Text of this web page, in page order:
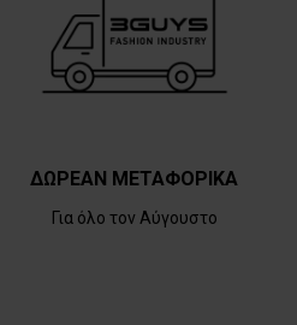
ΔΩΡΕΑΝ ΜΕΤΑΦΟΡΙΚΑ
Για όλο τον Αύγουστο